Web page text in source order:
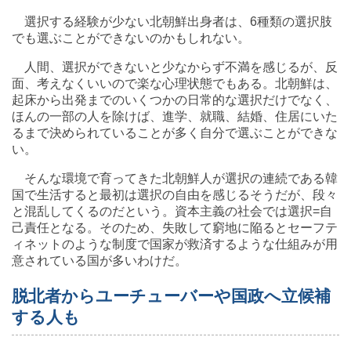
選択する経験が少ない北朝鮮出身者は、6種類の選択肢
でも選ぶことができないのかもしれない。
人間、選択ができないと少なからず不満を感じるが、反
面、考えなくいいので楽な心理状態でもある。北朝鮮は、
起床から出発までのいくつかの日常的な選択だけでなく、
ほんの一部の人を除けば、進学、就職、結婚、住居にいた
るまで決められていることが多く自分で選ぶことができな
い。
そんな環境で育ってきた北朝鮮人が選択の連続である韓
国で生活すると最初は選択の自由を感じるそうだが、段々
と混乱してくるのだという。資本主義の社会では選択=自
己責任となる。そのため、失敗して窮地に陥るとセーフテ
ィネットのような制度で国家が救済するような仕組みが用
意されている国が多いわけだ。
脱北者からユーチューバーや国政へ立候補
する人も